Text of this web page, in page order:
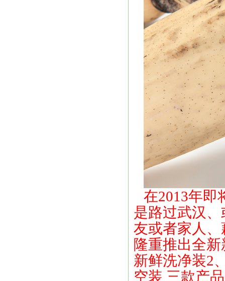
在2013年即
是路过武汉
友或者家人
隆重推出全
新鲜洗净装2
空装 三款产